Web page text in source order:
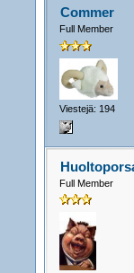
Commer
Full Member
Viestejä: 194
Full Member